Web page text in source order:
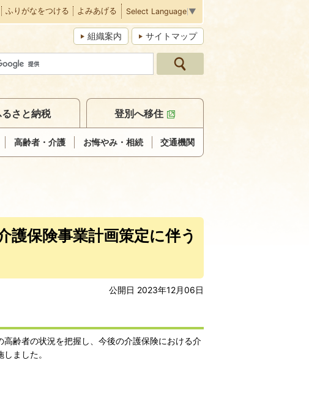
ふりがなをつける よみあげる Select Language ▼
組織案内 サイトマップ
高齢者・介護 お悔やみ・相続 交通機関
さと納税 登別へ移住
護保険事業計画策定に伴う
公開日 2023年12月06日
齢者の状況を把握し、今後の介護保険における介
ました。